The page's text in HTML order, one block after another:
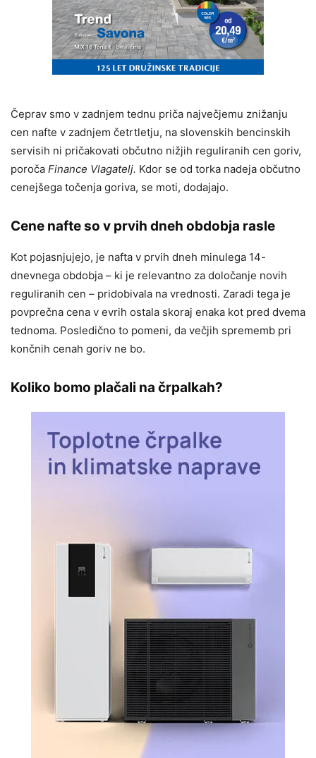
Čeprav smo v zadnjem tednu priča največjemu znižanju
cen nafte v zadnjem četrtletju, na slovenskih bencinskih
servisih ni pričakovati občutno nižjih reguliranih cen goriv,
poroča Finance Vlagatelj. Kdor se od torka nadeja občutno
cenejšega točenja goriva, se moti, dodajajo.
Cene nafte so v prvih dneh obdobja rasle
Kot pojasnjujejo, je nafta v prvih dneh minulega 14-
dnevnega obdobja – ki je relevantno za določanje novih
reguliranih cen – pridobivala na vrednosti. Zaradi tega je
povprečna cena v evrih ostala skoraj enaka kot pred dvema
tednoma. Posledično to pomeni, da večjih sprememb pri
končnih cenah goriv ne bo.
Koliko bomo plačali na črpalkah?